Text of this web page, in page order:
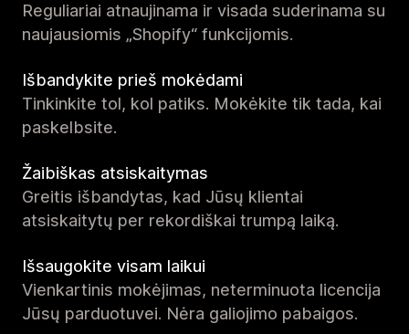
Reguliariai atnaujinama ir visada suderinama su
naujausiomis „Shopify“ funkcijomis.
Išbandykite prieš mokėdami
Tinkinkite tol, kol patiks. Mokėkite tik tada, kai
paskelbsite.
Žaibiškas atsiskaitymas
Greitis išbandytas, kad Jūsų klientai
atsiskaitytų per rekordiškai trumpą laiką.
Išsaugokite visam laikui
Vienkartinis mokėjimas, neterminuota licencija
Jūsų parduotuvei. Nėra galiojimo pabaigos.